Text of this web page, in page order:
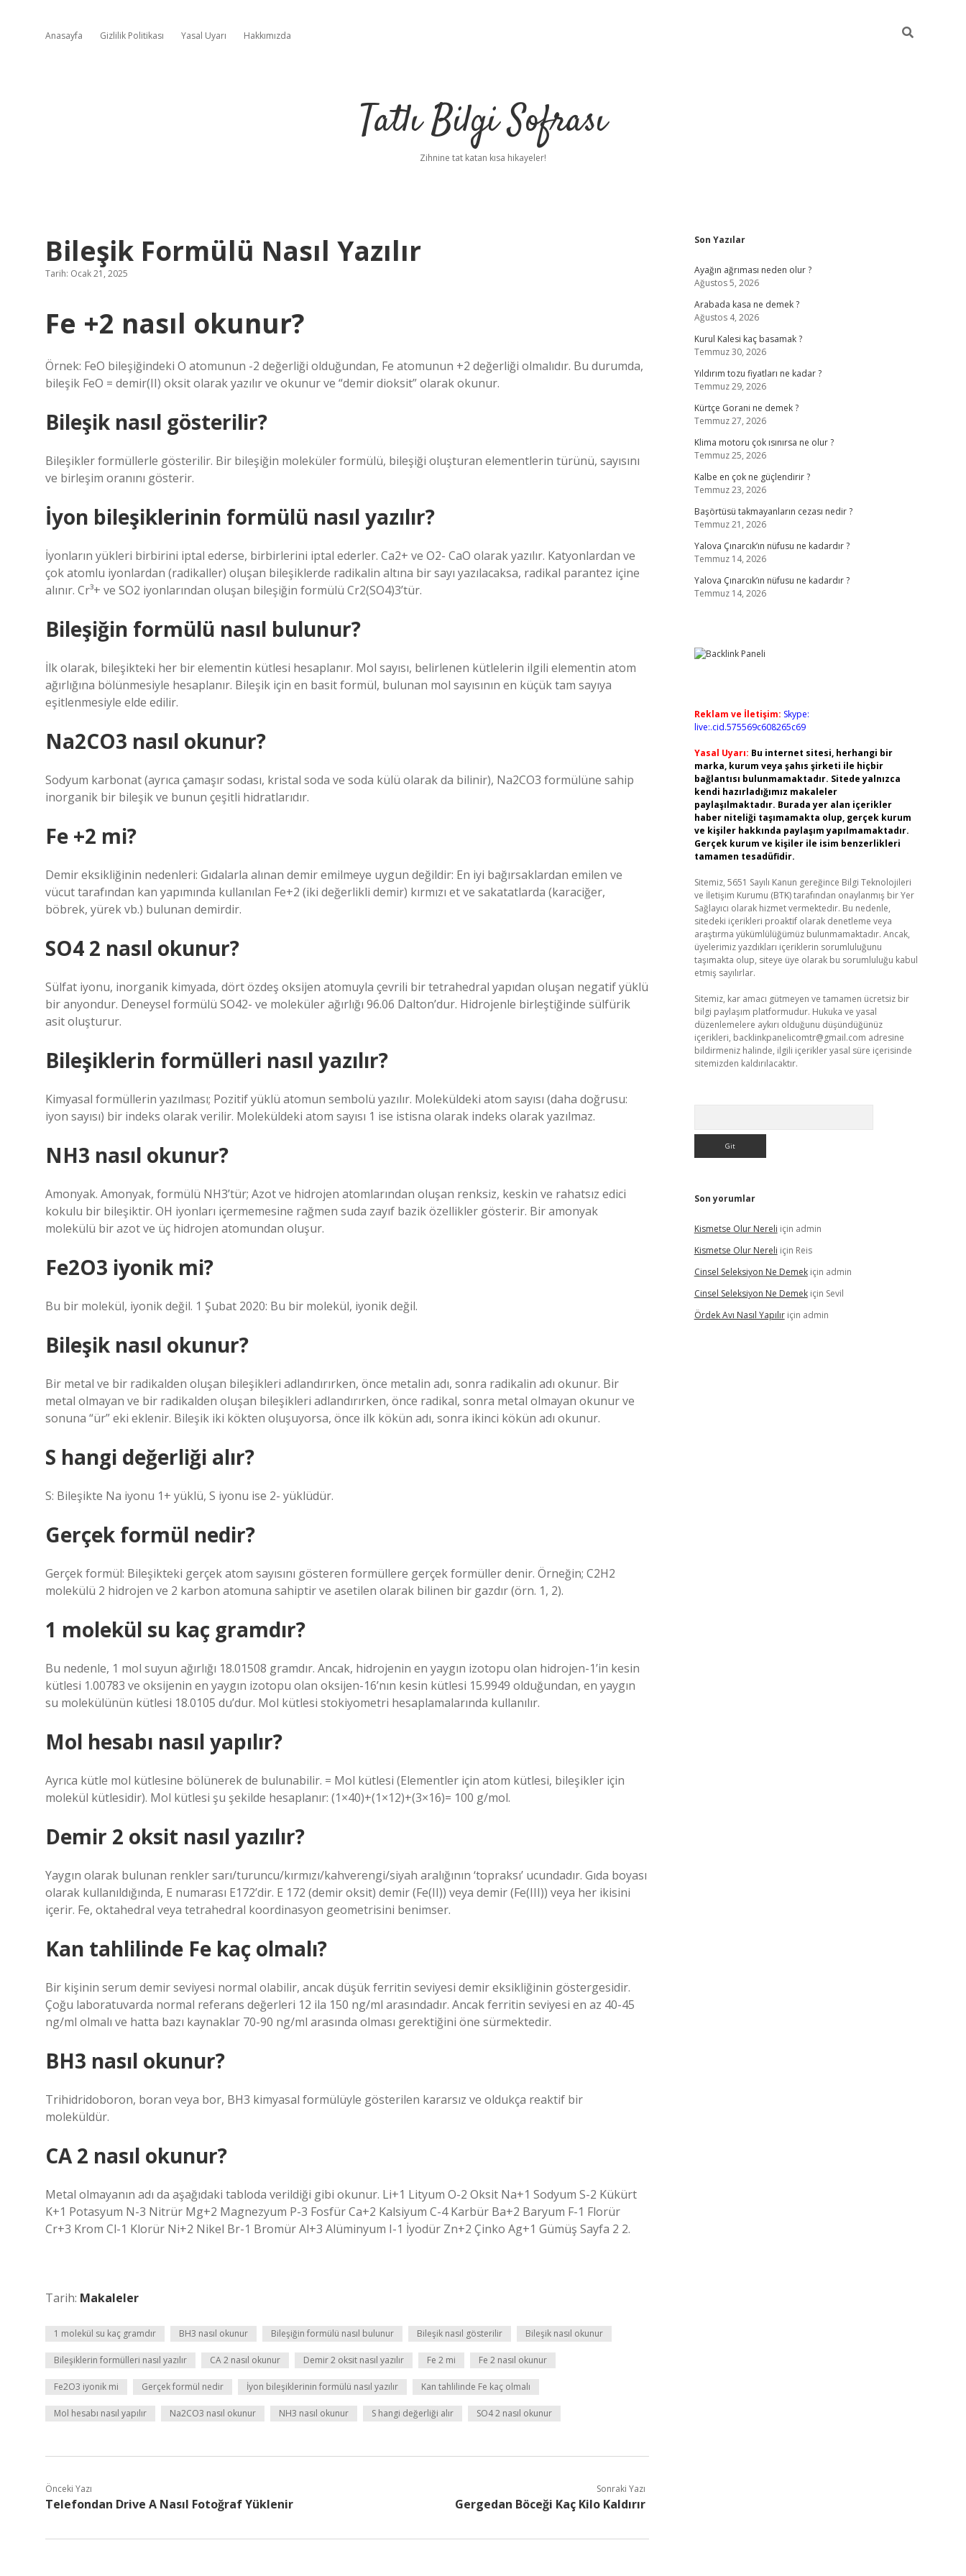
Anasayfa Gizlilik Politikası Yasal Uyarı Hakkımızda
Tatlı Bilgi Sofrası
Zihnine tat katan kısa hikayeler!
Bileşik Formülü Nasıl Yazılır
Tarih: Ocak 21, 2025
Fe +2 nasıl okunur?
Örnek: FeO bileşiğindeki O atomunun -2 değerliği olduğundan, Fe atomunun +2 değerliği olmalıdır. Bu durumda,
bileşik FeO = demir(II) oksit olarak yazılır ve okunur ve “demir dioksit” olarak okunur.
Bileşik nasıl gösterilir?
Bileşikler formüllerle gösterilir. Bir bileşiğin moleküler formülü, bileşiği oluşturan elementlerin türünü, sayısını
ve birleşim oranını gösterir.
İyon bileşiklerinin formülü nasıl yazılır?
İyonların yükleri birbirini iptal ederse, birbirlerini iptal ederler. Ca2+ ve O2- CaO olarak yazılır. Katyonlardan ve
çok atomlu iyonlardan (radikaller) oluşan bileşiklerde radikalin altına bir sayı yazılacaksa, radikal parantez içine
alınır. Cr³+ ve SO2 iyonlarından oluşan bileşiğin formülü Cr2(SO4)3’tür.
Bileşiğin formülü nasıl bulunur?
İlk olarak, bileşikteki her bir elementin kütlesi hesaplanır. Mol sayısı, belirlenen kütlelerin ilgili elementin atom
ağırlığına bölünmesiyle hesaplanır. Bileşik için en basit formül, bulunan mol sayısının en küçük tam sayıya
eşitlenmesiyle elde edilir.
Na2CO3 nasıl okunur?
Sodyum karbonat (ayrıca çamaşır sodası, kristal soda ve soda külü olarak da bilinir), Na2CO3 formülüne sahip
inorganik bir bileşik ve bunun çeşitli hidratlarıdır.
Fe +2 mi?
Demir eksikliğinin nedenleri: Gıdalarla alınan demir emilmeye uygun değildir: En iyi bağırsaklardan emilen ve
vücut tarafından kan yapımında kullanılan Fe+2 (iki değerlikli demir) kırmızı et ve sakatatlarda (karaciğer,
böbrek, yürek vb.) bulunan demirdir.
SO4 2 nasıl okunur?
Sülfat iyonu, inorganik kimyada, dört özdeş oksijen atomuyla çevrili bir tetrahedral yapıdan oluşan negatif yüklü
bir anyondur. Deneysel formülü SO42- ve moleküler ağırlığı 96.06 Dalton’dur. Hidrojenle birleştiğinde sülfürik
asit oluşturur.
Bileşiklerin formülleri nasıl yazılır?
Kimyasal formüllerin yazılması; Pozitif yüklü atomun sembolü yazılır. Moleküldeki atom sayısı (daha doğrusu:
iyon sayısı) bir indeks olarak verilir. Moleküldeki atom sayısı 1 ise istisna olarak indeks olarak yazılmaz.
NH3 nasıl okunur?
Amonyak. Amonyak, formülü NH3’tür; Azot ve hidrojen atomlarından oluşan renksiz, keskin ve rahatsız edici
kokulu bir bileşiktir. OH iyonları içermemesine rağmen suda zayıf bazik özellikler gösterir. Bir amonyak
molekülü bir azot ve üç hidrojen atomundan oluşur.
Fe2O3 iyonik mi?
Bu bir molekül, iyonik değil. 1 Şubat 2020: Bu bir molekül, iyonik değil.
Bileşik nasıl okunur?
Bir metal ve bir radikalden oluşan bileşikleri adlandırırken, önce metalin adı, sonra radikalin adı okunur. Bir
metal olmayan ve bir radikalden oluşan bileşikleri adlandırırken, önce radikal, sonra metal olmayan okunur ve
sonuna “ür” eki eklenir. Bileşik iki kökten oluşuyorsa, önce ilk kökün adı, sonra ikinci kökün adı okunur.
S hangi değerliği alır?
S: Bileşikte Na iyonu 1+ yüklü, S iyonu ise 2- yüklüdür.
Gerçek formül nedir?
Gerçek formül: Bileşikteki gerçek atom sayısını gösteren formüllere gerçek formüller denir. Örneğin; C2H2
molekülü 2 hidrojen ve 2 karbon atomuna sahiptir ve asetilen olarak bilinen bir gazdır (örn. 1, 2).
1 molekül su kaç gramdır?
Bu nedenle, 1 mol suyun ağırlığı 18.01508 gramdır. Ancak, hidrojenin en yaygın izotopu olan hidrojen-1’in kesin
kütlesi 1.00783 ve oksijenin en yaygın izotopu olan oksijen-16’nın kesin kütlesi 15.9949 olduğundan, en yaygın
su molekülünün kütlesi 18.0105 du’dur. Mol kütlesi stokiyometri hesaplamalarında kullanılır.
Mol hesabı nasıl yapılır?
Ayrıca kütle mol kütlesine bölünerek de bulunabilir. = Mol kütlesi (Elementler için atom kütlesi, bileşikler için
molekül kütlesidir). Mol kütlesi şu şekilde hesaplanır: (1×40)+(1×12)+(3×16)= 100 g/mol.
Demir 2 oksit nasıl yazılır?
Yaygın olarak bulunan renkler sarı/turuncu/kırmızı/kahverengi/siyah aralığının ‘topraksı’ ucundadır. Gıda boyası
olarak kullanıldığında, E numarası E172’dir. E 172 (demir oksit) demir (Fe(II)) veya demir (Fe(III)) veya her ikisini
içerir. Fe, oktahedral veya tetrahedral koordinasyon geometrisini benimser.
Kan tahlilinde Fe kaç olmalı?
Bir kişinin serum demir seviyesi normal olabilir, ancak düşük ferritin seviyesi demir eksikliğinin göstergesidir.
Çoğu laboratuvarda normal referans değerleri 12 ila 150 ng/ml arasındadır. Ancak ferritin seviyesi en az 40-45
ng/ml olmalı ve hatta bazı kaynaklar 70-90 ng/ml arasında olması gerektiğini öne sürmektedir.
BH3 nasıl okunur?
Trihidridoboron, boran veya bor, BH3 kimyasal formülüyle gösterilen kararsız ve oldukça reaktif bir
moleküldür.
CA 2 nasıl okunur?
Metal olmayanın adı da aşağıdaki tabloda verildiği gibi okunur. Li+1 Lityum O-2 Oksit Na+1 Sodyum S-2 Kükürt
K+1 Potasyum N-3 Nitrür Mg+2 Magnezyum P-3 Fosfür Ca+2 Kalsiyum C-4 Karbür Ba+2 Baryum F-1 Florür
Cr+3 Krom Cl-1 Klorür Ni+2 Nikel Br-1 Bromür Al+3 Alüminyum I-1 İyodür Zn+2 Çinko Ag+1 Gümüş Sayfa 2 2.
Tarih: Makaleler
1 molekül su kaç gramdır BH3 nasıl okunur Bileşiğin formülü nasıl bulunur Bileşik nasıl gösterilir Bileşik nasıl okunur
Bileşiklerin formülleri nasıl yazılır CA 2 nasıl okunur Demir 2 oksit nasıl yazılır Fe 2 mi Fe 2 nasıl okunur
Fe2O3 iyonik mi Gerçek formül nedir İyon bileşiklerinin formülü nasıl yazılır Kan tahlilinde Fe kaç olmalı
Mol hesabı nasıl yapılır Na2CO3 nasıl okunur NH3 nasıl okunur S hangi değerliği alır SO4 2 nasıl okunur
Önceki Yazı
Telefondan Drive A Nasıl Fotoğraf Yüklenir
Sonraki Yazı
Gergedan Böceği Kaç Kilo Kaldırır
Sidebar
Son Yazılar
Ayağın ağrıması neden olur ?
Ağustos 5, 2026
Arabada kasa ne demek ?
Ağustos 4, 2026
Kurul Kalesi kaç basamak ?
Temmuz 30, 2026
Yıldırım tozu fiyatları ne kadar ?
Temmuz 29, 2026
Kürtçe Gorani ne demek ?
Temmuz 27, 2026
Klima motoru çok ısınırsa ne olur ?
Temmuz 25, 2026
Kalbe en çok ne güçlendirir ?
Temmuz 23, 2026
Başörtüsü takmayanların cezası nedir ?
Temmuz 21, 2026
Yalova Çınarcık’ın nüfusu ne kadardır ?
Temmuz 14, 2026
Yalova Çınarcık’ın nüfusu ne kadardır ?
Temmuz 14, 2026
Reklam ve İletişim: Skype:
live:.cid.575569c608265c69
Yasal Uyarı: Bu internet sitesi, herhangi bir
marka, kurum veya şahıs şirketi ile hiçbir
bağlantısı bulunmamaktadır. Sitede yalnızca
kendi hazırladığımız makaleler
paylaşılmaktadır. Burada yer alan içerikler
haber niteliği taşımamakta olup, gerçek kurum
ve kişiler hakkında paylaşım yapılmamaktadır.
Gerçek kurum ve kişiler ile isim benzerlikleri
tamamen tesadüfidir.
Sitemiz, 5651 Sayılı Kanun gereğince Bilgi Teknolojileri
ve İletişim Kurumu (BTK) tarafından onaylanmış bir Yer
Sağlayıcı olarak hizmet vermektedir. Bu nedenle,
sitedeki içerikleri proaktif olarak denetleme veya
araştırma yükümlülüğümüz bulunmamaktadır. Ancak,
üyelerimiz yazdıkları içeriklerin sorumluluğunu
taşımakta olup, siteye üye olarak bu sorumluluğu kabul
etmiş sayılırlar.
Sitemiz, kar amacı gütmeyen ve tamamen ücretsiz bir
bilgi paylaşım platformudur. Hukuka ve yasal
düzenlemelere aykırı olduğunu düşündüğünüz
içerikleri, backlinkpanelicomtr@gmail.com adresine
bildirmeniz halinde, ilgili içerikler yasal süre içerisinde
sitemizden kaldırılacaktır.
Son yorumlar
Kismetse Olur Nereli için admin
Kismetse Olur Nereli için Reis
Cinsel Seleksiyon Ne Demekiçin admin
Cinsel Seleksiyon Ne Demekiçin Sevil
Ördek Avı Nasıl Yapılıriçin admin